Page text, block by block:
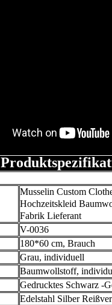
Musselin Custom
Hochzeitskleid
Fabrik Lieferant
V-0036
180*60 cm, Brauch
Grau, individuell
Baumwollstoff,
Gedrucktes Schwarz -
Edelstahl Silber